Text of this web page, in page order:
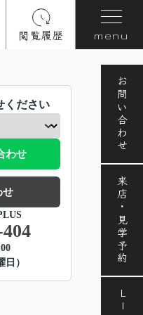
閲覧履歴 menu
お問い合わせ
来店・見学予約
ください
わせ
せ
日）